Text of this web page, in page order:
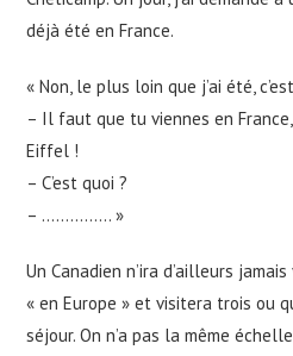
déjà été en France.
« Non, le plus loin que j’ai été,
– Il faut que tu viennes en
Eiffel !
– C’est quoi ?
– …………… »
Un Canadien n’ira d’ailleurs
« en Europe » et visitera trois ou
séjour. On n’a pas la même